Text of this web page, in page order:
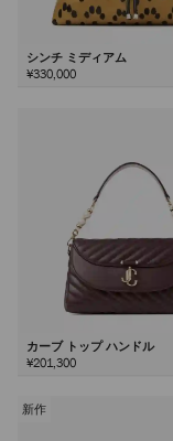
シンチ ミディアム
¥330,000
カーブ トップ ハンドル
¥201,300
新作